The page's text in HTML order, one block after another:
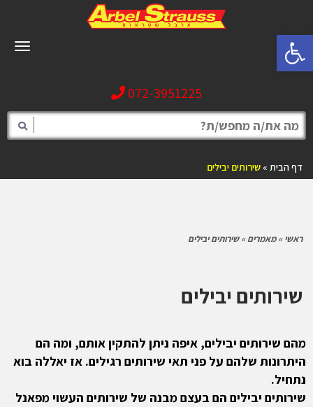
פתח סרגל נגישות
072-3951225
דף הבית » שירותים יבילים
ראשי » מאמרים» שירותים יבילים
שירותים יבילים
מהם שירותים יבילים, איפה ניתן להתקין אותם, ומה הם
היתרונות שלהם על פני תאי שירותים רגילים. אז יאללה בוא
נתחיל.
שירותים יבילים הם בעצם מבנה של שירותים העשוי מפאנל